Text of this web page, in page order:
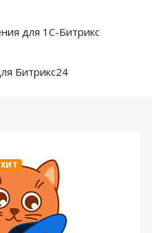
для 1С-Битрикс
Битрикс24
ХИТ